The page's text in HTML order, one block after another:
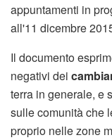
appuntamenti in
all'11 dicembre
Il documento
negativi dei
terra in generale, e
sulle comunità che
proprio nelle zone